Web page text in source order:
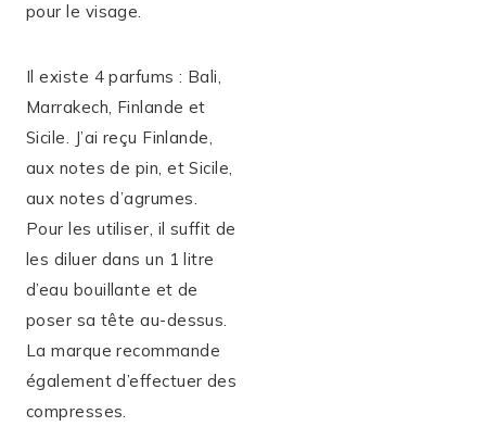
pour le visage.
Il existe 4 parfums : Bali,
Marrakech, Finlande et
Sicile. J’ai reçu Finlande,
aux notes de pin, et Sicile,
aux notes d’agrumes.
Pour les utiliser, il suffit de
les diluer dans un 1 litre
d’eau bouillante et de
poser sa tête au-dessus.
La marque recommande
également d’effectuer des
compresses.